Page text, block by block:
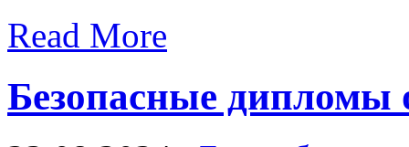
Read More
Безопасные дипломы